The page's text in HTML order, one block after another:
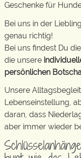
Geschenke für
Bei uns in der
genau richtig!
Bei uns findest Du die
die unsere
persönlichen
Unsere
Lebenseinstellung,
daran, dass
aber immer wieder